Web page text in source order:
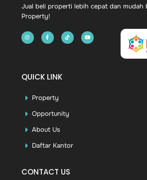
Jual beli properti lebih cepat dan mudah
Property!
QUICK LINK
Property
Opportunity
About Us
Daftar Kantor
CONTACT US